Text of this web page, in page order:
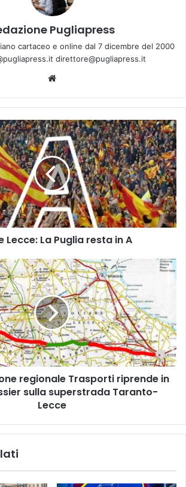
Pugliapress
cartaceo e online dal 7 dicembre del 2000
direttore@pugliapress.it
Lecce: La Puglia resta in A
regionale Trasporti riprende in
sulla superstrada Taranto-
Lecce